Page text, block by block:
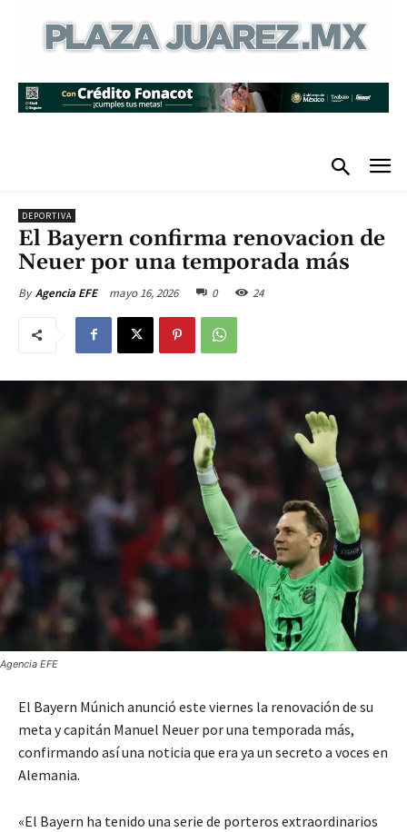
DEPORTIVA
El Bayern confirma renovacion de
Neuer por una temporada más
By Agencia EFE mayo 16, 2026 0 24
Agencia EFE
El Bayern Múnich anunció este viernes la renovación de su
meta y capitán Manuel Neuer por una temporada más,
confirmando así una noticia que era ya un secreto a voces en
Alemania.
«El Bayern ha tenido una serie de porteros extraordinarios